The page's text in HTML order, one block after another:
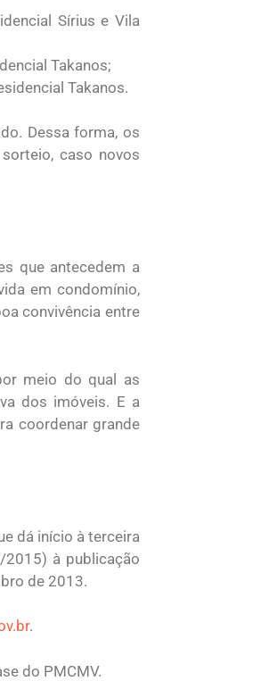
Sírius e Vila
Takanos;
Takanos.
Dessa forma, os
caso novos
que antecedem a
em condomínio,
convivência entre
meio do qual as
dos imóveis. E a
coordenar grande
dá início à terceira
à publicação
de 2013.
.
do PMCMV.